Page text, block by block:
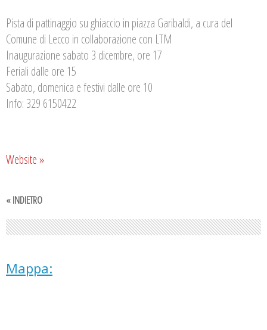
Pista di pattinaggio su ghiaccio in piazza Garibaldi, a cura del
Comune di Lecco in collaborazione con LTM
Inaugurazione sabato 3 dicembre, ore 17
Feriali dalle ore 15
Sabato, domenica e festivi dalle ore 10
Info: 329 6150422
Website »
« INDIETRO
Mappa: